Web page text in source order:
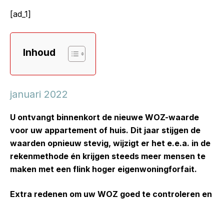
[ad_1]
Inhoud
januari 2022
U ontvangt binnenkort de nieuwe WOZ-waarde
voor uw appartement of huis. Dit jaar stijgen de
waarden opnieuw stevig, wijzigt er het e.e.a. in de
rekenmethode én krijgen steeds meer mensen te
maken met een flink hoger eigenwoningforfait.
Extra redenen om uw WOZ goed te controleren en